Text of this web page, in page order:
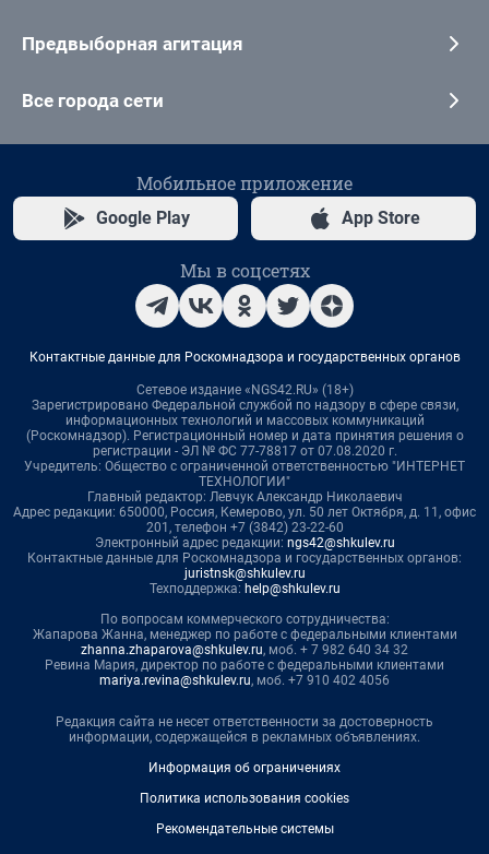
Предвыборная агитация
Все города сети
Мобильное приложение
Google Play App Store
Мы в соцсетях
Контактные данные для Роскомнадзора и государственных органов
Сетевое издание «NGS42.RU» (18+)
Зарегистрировано Федеральной службой по надзору в сфере связи,
информационных технологий и массовых коммуникаций
(Роскомнадзор). Регистрационный номер и дата принятия решения о
регистрации - ЭЛ № ФС 77-78817 от 07.08.2020 г.
Учредитель: Общество с ограниченной ответственностью "ИНТЕРНЕТ
ТЕХНОЛОГИИ"
Главный редактор: Левчук Александр Николаевич
Адрес редакции: 650000, Россия, Кемерово, ул. 50 лет Октября, д. 11, офис
201, телефон +7 (3842) 23-22-60
Электронный адрес редакции: ngs42@shkulev.ru
Контактные данные для Роскомнадзора и государственных органов:
juristnsk@shkulev.ru
Техподдержка: help@shkulev.ru
По вопросам коммерческого сотрудничества:
Жапарова Жанна, менеджер по работе с федеральными клиентами
zhanna.zhaparova@shkulev.ru, моб. + 7 982 640 34 32
Ревина Мария, директор по работе с федеральными клиентами
mariya.revina@shkulev.ru, моб. +7 910 402 4056
Редакция сайта не несет ответственности за достоверность
информации, содержащейся в рекламных объявлениях.
Информация об ограничениях
Политика использования cookies
Рекомендательные системы